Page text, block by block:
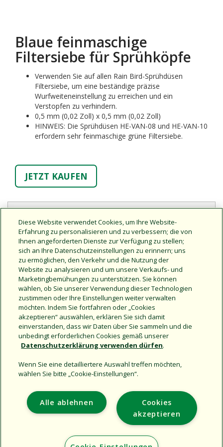
Blaue feinmaschige
Filtersiebe für Sprühköpfe
Verwenden Sie auf allen Rain Bird-Sprühdüsen
Filtersiebe, um eine beständige präzise
Wurfweiteneinstellung zu erreichen und ein
Verstopfen zu verhindern.
0,5 mm (0,02 Zoll) x 0,5 mm (0,02 Zoll)
HINWEIS: Die Sprühdüsen HE-VAN-08 und HE-VAN-10
erfordern sehr feinmaschige grüne Filtersiebe.
JETZT KAUFEN
Merkmale
Verwenden Sie auf allen Rain Bird-Sprühdüsen
Filtersiebe, um eine beständige präzise
Wurfweiteneinstellung zu erreichen und ein Verstopfen
zu verhindern.
0,5 mm (0,02 Zoll) x 0,5 mm (0,02 Zoll)
HINWEIS: Die Sprühdüsen HE-VAN-08 und HE-VAN-10
erfordern sehr feinmaschige grüne Filtersiebe.
Support
Corporate
Additional Sites
Diese Website verwendet Cookies, um Ihre Website-
Erfahrung zu personalisieren und zu verbessern; die von
Ihnen angeforderten Dienste zur Verfügung zu stellen;
sich an Ihre Datenschutzeinstellungen zu erinnern; uns
zu ermöglichen, den Verkehr und die Nutzung der
Website zu analysieren und um unsere Verkaufs- und
Marketingbemühungen zu unterstützen. Sie können
wählen, ob Sie unserer Verwendung dieser Technologien
zustimmen oder Ihre Einstellungen weiter verwalten
möchten. Indem Sie fortfahren oder „Cookies
akzeptieren“ auswählen, erklären Sie sich damit
einverstanden, dass wir Daten über Sie sammeln und die
unbedingt erforderlichen Cookies gemäß unserer
Datenschutzerklärung verwenden dürfen.
Wenn Sie eine detailliertere Auswahl treffen möchten,
wählen Sie bitte „Cookie-Einstellungen“.
Cookies
akzeptieren
Alle ablehnen